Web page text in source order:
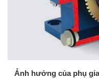
Ảnh hưởng của phụ